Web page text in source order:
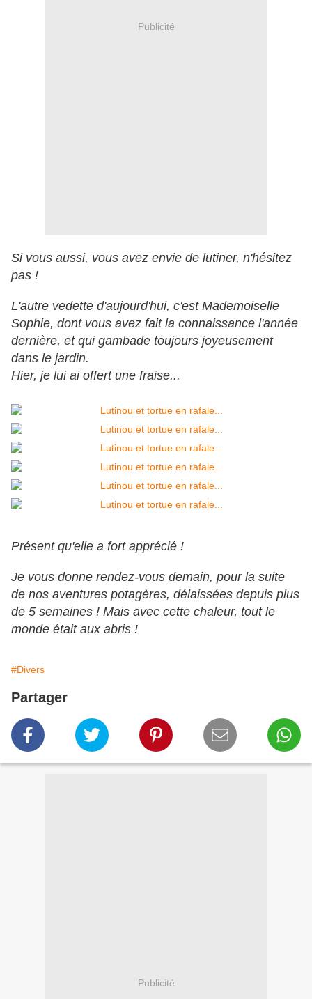
Publicité
Si vous aussi, vous avez envie de lutiner, n'hésitez
pas !
L'autre vedette d'aujourd'hui, c'est Mademoiselle
Sophie, dont vous avez fait la connaissance l'année
dernière, et qui gambade toujours joyeusement
dans le jardin.
Hier, je lui ai offert une fraise...
Présent qu'elle a fort apprécié !
Je vous donne rendez-vous demain, pour la suite
de nos aventures potagères, délaissées depuis plus
de 5 semaines ! Mais avec cette chaleur, tout le
monde était aux abris !
#Divers
Partager
Publicité